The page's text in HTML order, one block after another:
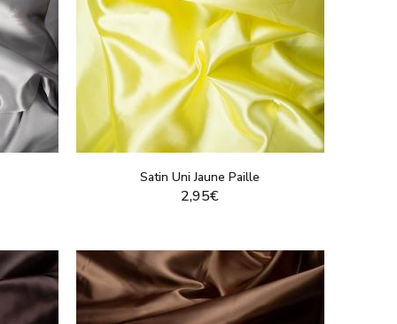
Satin Uni Jaune Paille
2,95€
VOIR LE PRODUIT